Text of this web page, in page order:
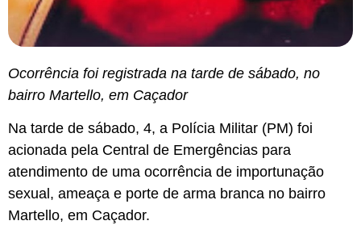
Ocorrência foi registrada na tarde de sábado, no
bairro Martello, em Caçador
Na tarde de sábado, 4, a Polícia Militar (PM) foi
acionada pela Central de Emergências para
atendimento de uma ocorrência de importunação
sexual, ameaça e porte de arma branca no bairro
Martello, em Caçador.